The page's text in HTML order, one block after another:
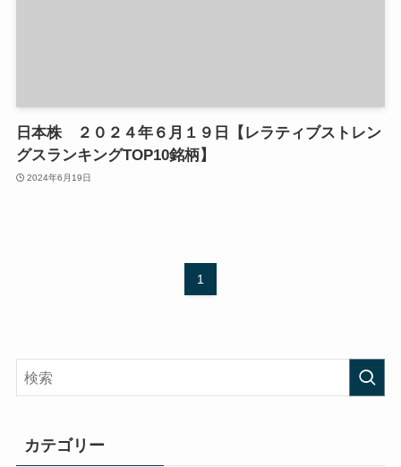
日本株 ２０２４年６月１９日【レラティブストレン
グスランキングTOP10銘柄】
2024年6月19日
1
カテゴリー